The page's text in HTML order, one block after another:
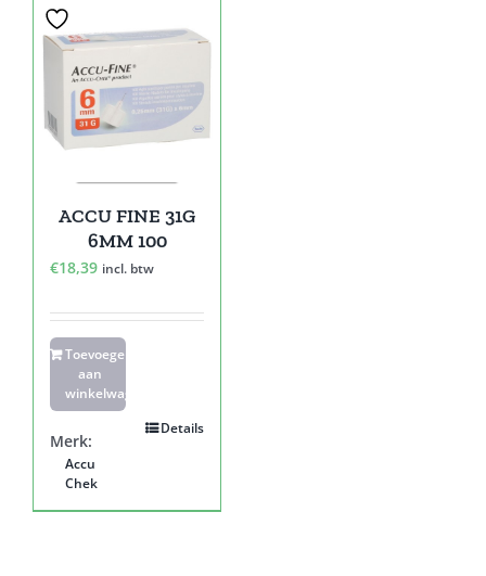
ACCU FINE 31G
6MM 100
€18,39 incl. btw
Toevoegen
aan
winkelwagen
Details
Merk:
Accu
Chek